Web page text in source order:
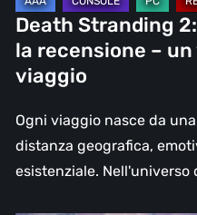
un
viaggio
oltre
il
viaggio
Death Stranding
la recensione –
viaggio
Ogni viaggio nasce da
distanza geografica,
esistenziale. Nell'universo